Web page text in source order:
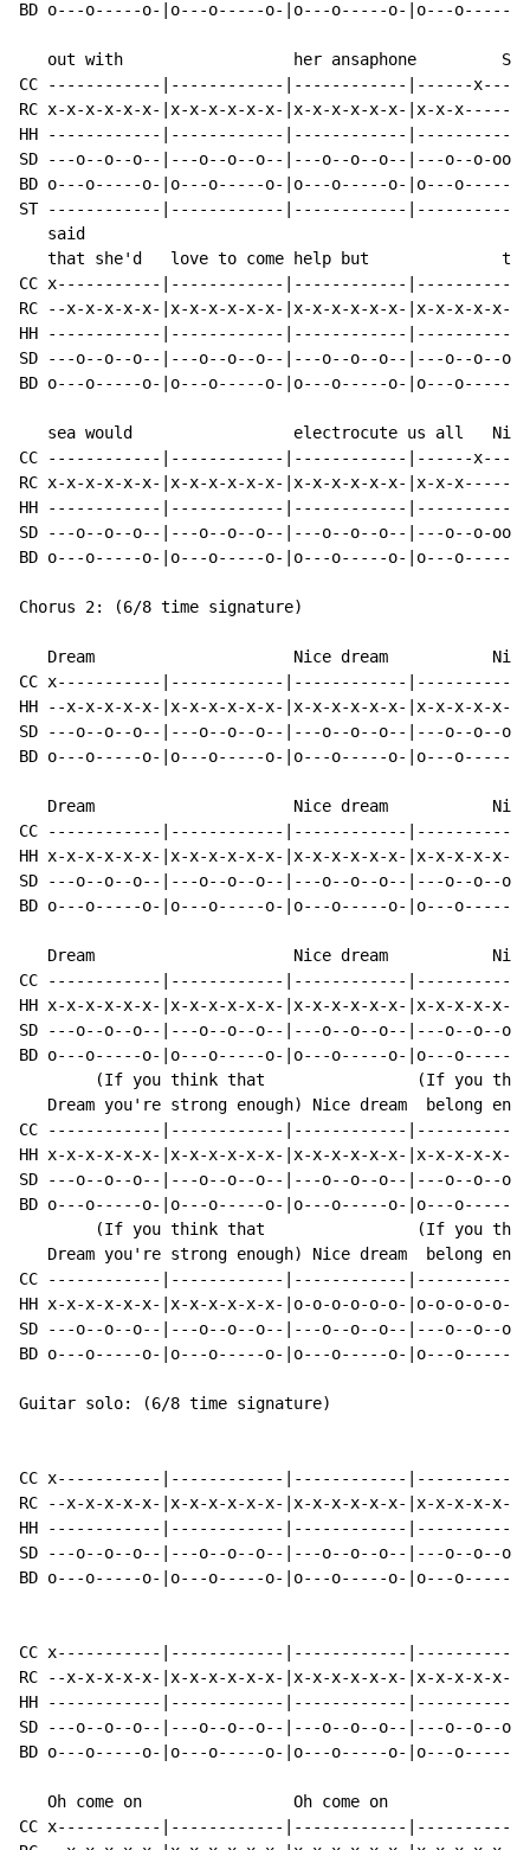
BD o---o-----o-|o---o-----o-|o---o-----o-|o---o-----
   out with                  her ansaphone         She
CC ------------|------------|------------|------
RC x-x-x-x-x-x-|x-x-x-x-x-x-|x-x-x-x-x-x-|x-x-
HH ------------|------------|------------
SD ---o--o--o--|---o--o--o--|---o--o--o--|---o--o-
BD o---o-----o-|o---o-----o-|o---o-----o-|o---
ST ------------|------------|------------|----------
   said
   that she'd   love to come help but              the
CC x-----------|------------|------------
RC --x-x-x-x-x-|x-x-x-x-x-x-|x-x-x-x-x-x-|x-x-x-x-x-
HH ------------|------------|------------
SD ---o--o--o--|---o--o--o--|---o--o--o--|---o--o--
BD o---o-----o-|o---o-----o-|o---o-----o-|o---o-----
   sea would                 electrocute us all   Nice
CC ------------|------------|------------|------
RC x-x-x-x-x-x-|x-x-x-x-x-x-|x-x-x-x-x-x-|x-x-
HH ------------|------------|------------
SD ---o--o--o--|---o--o--o--|---o--o--o--|---o--o-
BD o---o-----o-|o---o-----o-|o---o-----o-|o---
Chorus 2: (6/8 time signature)
   Dream                     Nice dream           Nice
CC x-----------|------------|------------
HH --x-x-x-x-x-|x-x-x-x-x-x-|x-x-x-x-x-x-|x-x-x-x-x-
SD ---o--o--o--|---o--o--o--|---o--o--o--|---o--o--
BD o---o-----o-|o---o-----o-|o---o-----o-|o---o-----
   Dream                     Nice dream           Nice
CC ------------|------------|------------
HH x-x-x-x-x-x-|x-x-x-x-x-x-|x-x-x-x-x-x-|x-x-x-x-x-
SD ---o--o--o--|---o--o--o--|---o--o--o--|---o--o--
BD o---o-----o-|o---o-----o-|o---o-----o-|o---o-----
   Dream                     Nice dream           Nice
CC ------------|------------|------------
HH x-x-x-x-x-x-|x-x-x-x-x-x-|x-x-x-x-x-x-|x-x-x-x-x-
SD ---o--o--o--|---o--o--o--|---o--o--o--|---o--o--
BD o---o-----o-|o---o-----o-|o---o-----o-|o---o-----
(If you think that                (If you
Dream you're strong enough) Nice dream  belong
CC ------------|------------|------------
HH x-x-x-x-x-x-|x-x-x-x-x-x-|x-x-x-x-x-x-|x-x-x-x-x-
SD ---o--o--o--|---o--o--o--|---o--o--o--|---o--o--
BD o---o-----o-|o---o-----o-|o---o-----o-|o---o-----
(If you think that                (If you
Dream you're strong enough) Nice dream  belong
CC ------------|------------|------------
HH x-x-x-x-x-x-|x-x-x-x-x-x-|o-o-o-o-o-o-|o-o-o-o-o-
SD ---o--o--o--|---o--o--o--|---o--o--o--|---o--o--
BD o---o-----o-|o---o-----o-|o---o-----o-|o---o-----
Guitar solo: (6/8 time signature)
CC x-----------|------------|------------
RC --x-x-x-x-x-|x-x-x-x-x-x-|x-x-x-x-x-x-|x-x-x-x-x-
HH ------------|------------|------------
SD ---o--o--o--|---o--o--o--|---o--o--o--|---o--o--
BD o---o-----o-|o---o-----o-|o---o-----o-|o---o-----
CC x-----------|------------|------------
RC --x-x-x-x-x-|x-x-x-x-x-x-|x-x-x-x-x-x-|x-x-x-x-x-
HH ------------|------------|------------
SD ---o--o--o--|---o--o--o--|---o--o--o--|---o--o--
BD o---o-----o-|o---o-----o-|o---o-----o-|o---o-----
   Oh come on                Oh come on
CC x-----------|------------|------------